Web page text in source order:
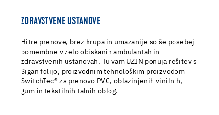
ZDRAVSTVENE USTANOVE
Hitre prenove, brez hrupa in umazanije so še posebej
pomembne v zelo obiskanih ambulantah in
zdravstvenih ustanovah. Tu vam UZIN ponuja rešitev s
Sigan folijo, proizvodnim tehnološkim proizvodom
SwitchTec® za prenovo PVC, oblazinjenih vinilnih,
gum in tekstilnih talnih oblog.